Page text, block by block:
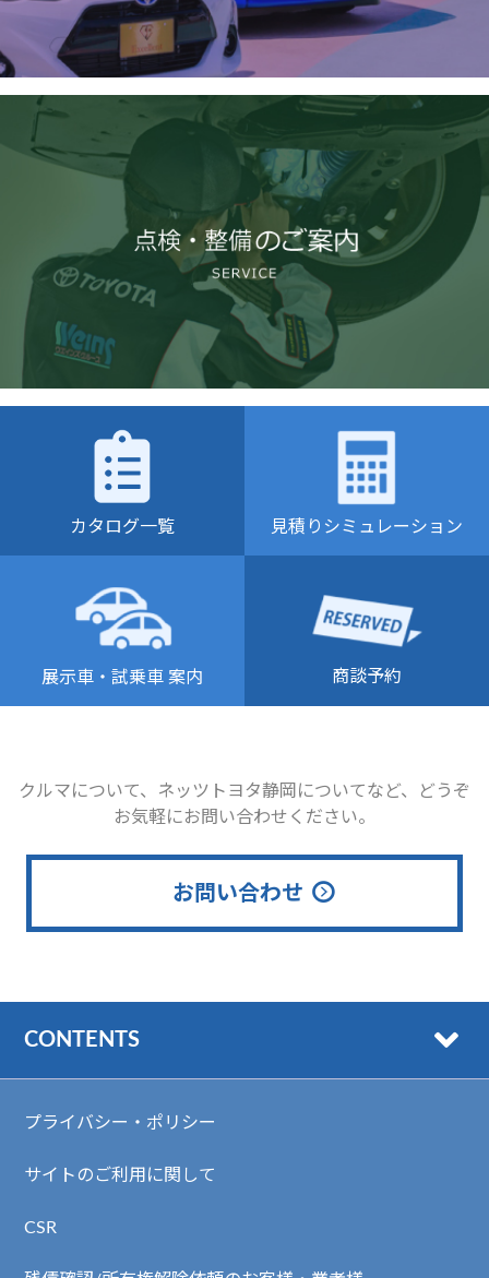
カタログ一覧 見積りシミュレーション
展示車・試乗車 案内 商談予約
クルマについて、ネッツトヨタ静岡についてなど、どうぞ
お気軽にお問い合わせください。
お問い合わせ
CONTENTS
プライバシー・ポリシー
サイトのご利用に関して
CSR